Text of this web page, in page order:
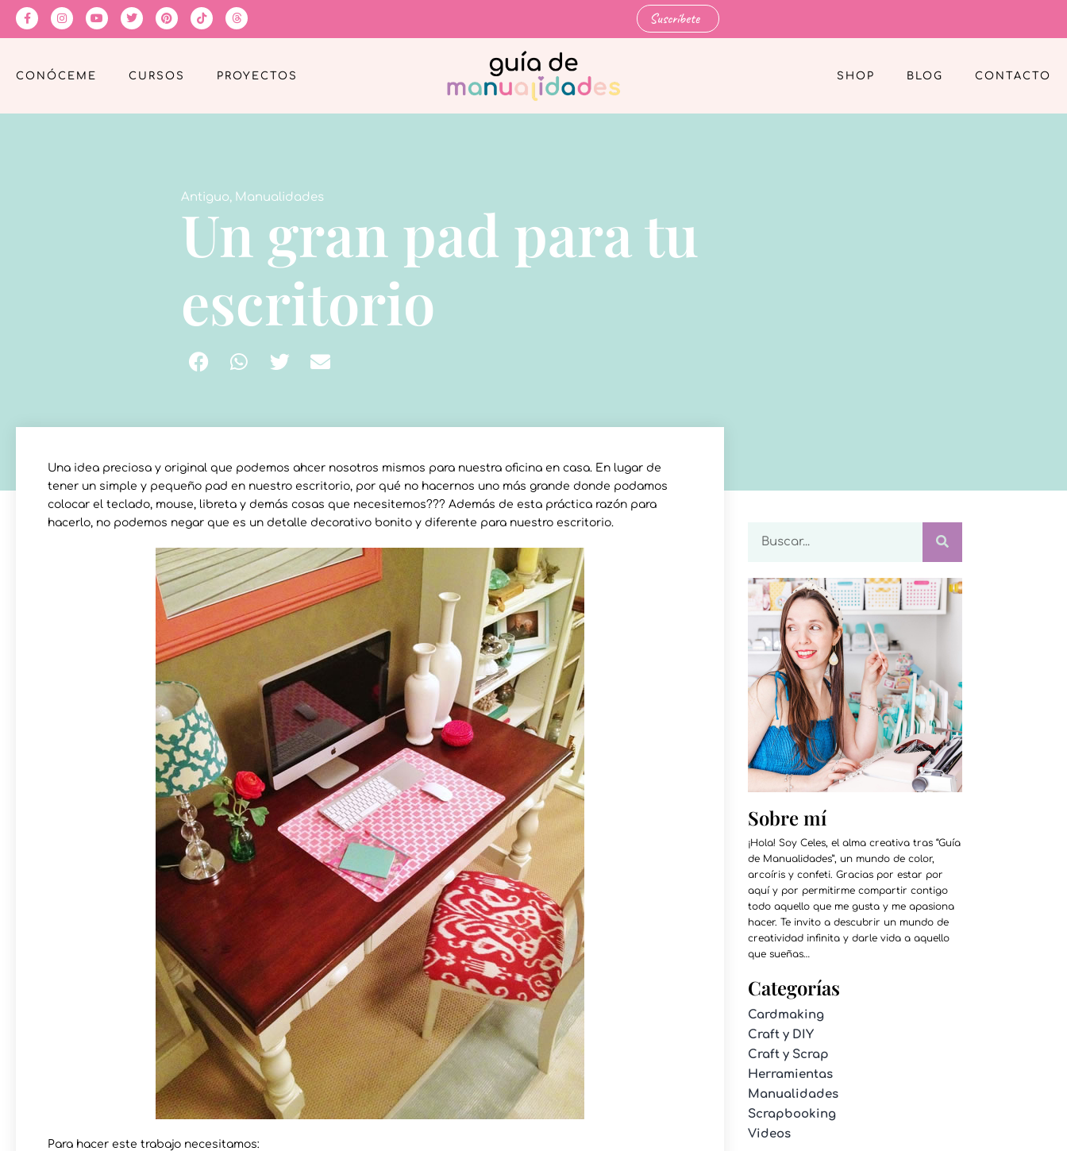
Suscríbete
CONÓCEME CURSOS PROYECTOS SHOP BLOG CONTACTO
Antiguo, Manualidades
Un gran pad para tu
escritorio
Una idea preciosa y original que podemos ahcer nosotros mismos para nuestra oficina en casa. En lugar de
tener un simple y pequeño pad en nuestro escritorio, por qué no hacernos uno más grande donde podamos
colocar el teclado, mouse, libreta y demás cosas que necesitemos??? Además de esta práctica razón para
hacerlo, no podemos negar que es un detalle decorativo bonito y diferente para nuestro escritorio.
Para hacer este trabajo necesitamos:
Sobre mí
¡Hola! Soy Celes, el alma creativa tras “Guía
de Manualidades”, un mundo de color,
arcoíris y confeti. Gracias por estar por
aquí y por permitirme compartir contigo
todo aquello que me gusta y me apasiona
hacer. Te invito a descubrir un mundo de
creatividad infinita y darle vida a aquello
que sueñas…
Categorías
Cardmaking
Craft y DIY
Craft y Scrap
Herramientas
Manualidades
Scrapbooking
Videos